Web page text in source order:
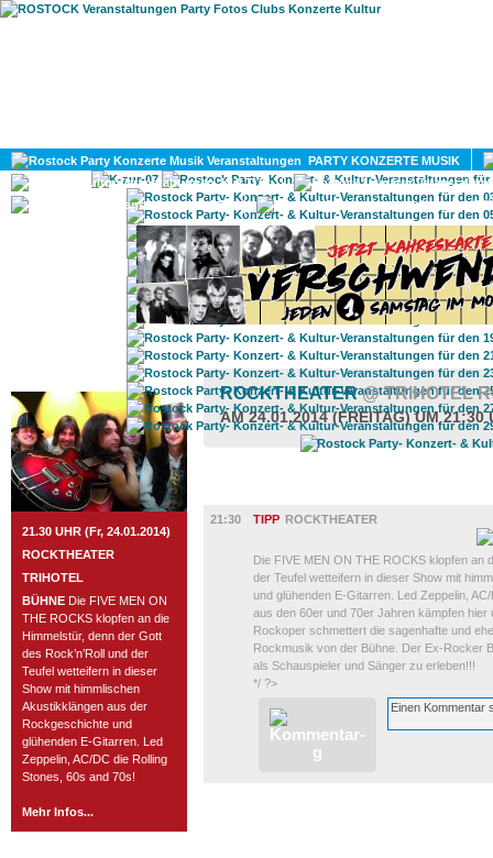
PARTY KONZERTE MUSIK
KULTUR
GAY
ROSTOCK TAGESTIPP
21.30 UHR (Fr, 24.01.2014)
ROCKTHEATER
TRIHOTEL
BÜHNE Die FIVE MEN ON
THE ROCKS klopfen an die
Himmelstür, denn der Gott
des Rock’n’Roll und der
Teufel wetteifern in dieser
Show mit himmlischen
Akustikklängen aus der
Rockgeschichte und
glühenden E-Gitarren. Led
Zeppelin, AC/DC die Rolling
Stones, 60s and 70s!
Mehr Infos...
ROCKTHEATER@ TRIHOTEL
AM 24.01.2014 (FREITAG) UM 21:30
21:30
TIPP ROCKTHEATER
Die FIVE MEN ON THE ROCKS klopfen an
der Teufel wetteifern in dieser Show mit
und glühenden E-Gitarren. Led Zeppelin,
aus den 60er und 70er Jahren kämpfen hier
Rockoper schmettert die sagenhafte und
Rockmusik von der Bühne. Der Ex-Rocker
als Schauspieler und Sänger zu erleben!!!
*/ ?>